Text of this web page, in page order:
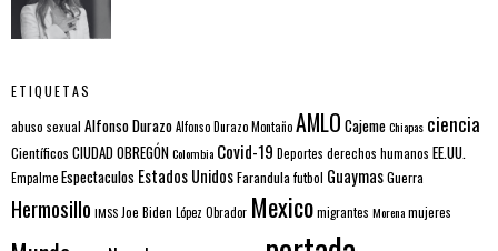
ETIQUETAS
abuso sexual Alfonso DurazoAlfonso Durazo MontañoAMLO CajemeChiapas ciencia
Científicos CIUDAD OBREGÓNColombia Covid-19 Deportes derechos humanos EE.UU.
EmpalmeEspectaculos Estados UnidosFarandulafutbol GuaymasGuerra
Hermosillo IMSSJoe Biden López Obrador Mexicomigrantes Morenamujeres